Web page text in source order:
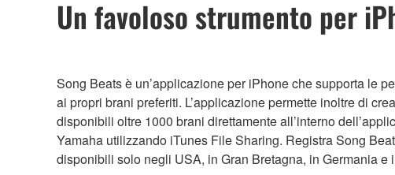
Un favoloso strumento per
Song Beats è un’applicazione per iPhone che supporta le
ai propri brani preferiti. L’applicazione permette inoltre di
disponibili oltre 1000 brani direttamente all’interno
Yamaha utilizzando iTunes File Sharing. Registra Song
disponibili solo negli USA, in Gran Bretagna, in Germania e